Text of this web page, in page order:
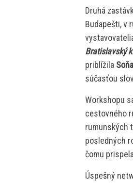
Druhá
Budapešti, v
Bratislavský
priblížila
súčasťou
Workshopu
cestovného
rumunských
posledných
čomu
Úspešný